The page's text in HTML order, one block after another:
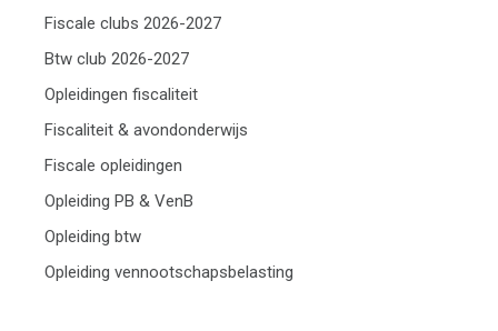
Fiscale clubs 2026-2027
Btw club 2026-2027
Opleidingen fiscaliteit
Fiscaliteit & avondonderwijs
Fiscale opleidingen
Opleiding PB & VenB
Opleiding btw
Opleiding vennootschapsbelasting